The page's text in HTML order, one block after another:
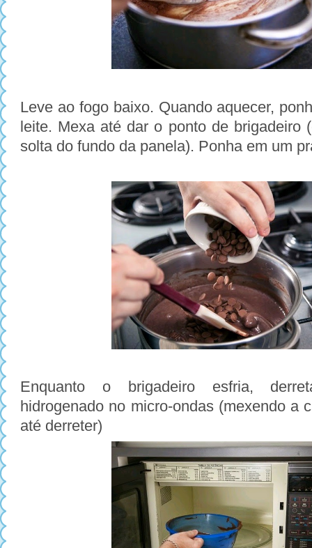
Leve ao fogo baixo. Quando aquecer,
leite. Mexa até dar o ponto de brigadeiro
solta do fundo da panela). Ponha em um
Enquanto o brigadeiro esfria,
hidrogenado no micro-ondas (mexendo a
até derreter)